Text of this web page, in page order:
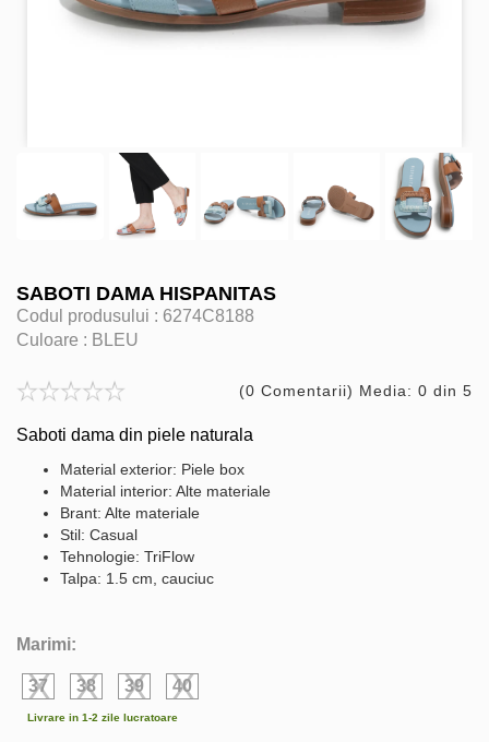
SABOTI DAMA HISPANITAS
Codul produsului : 6274C8188
Culoare : BLEU
(0 Comentarii) Media: 0 din 5
Saboti dama din piele naturala
Material exterior: Piele box
Material interior: Alte materiale
Brant: Alte materiale
Stil: Casual
Tehnologie: TriFlow
Talpa: 1.5 cm, cauciuc
Marimi:
37 38 39 40
Livrare in 1-2 zile lucratoare